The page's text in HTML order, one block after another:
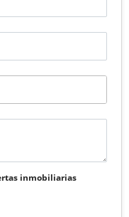
inmobiliarias